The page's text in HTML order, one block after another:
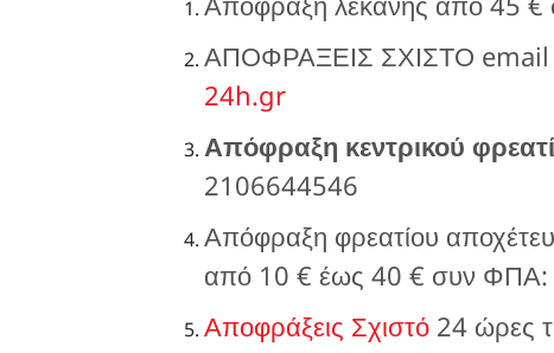
ΑΠΟΦΡΑΞΕΙΣ ΣΧΙΣΤΟ email
24h.gr
Απόφραξη κεντρικού
2106644546
Απόφραξη φρεατίου
από 10 € έως 40 € συν ΦΠΑ:
Αποφράξεις Σχιστό 24 ώρες